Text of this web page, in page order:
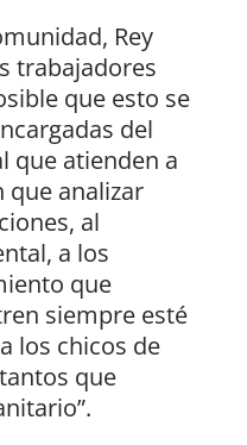
Rey
trabajadores
que esto se
del
que atienden a
que analizar
al
a los
que
siempre esté
los chicos de
que